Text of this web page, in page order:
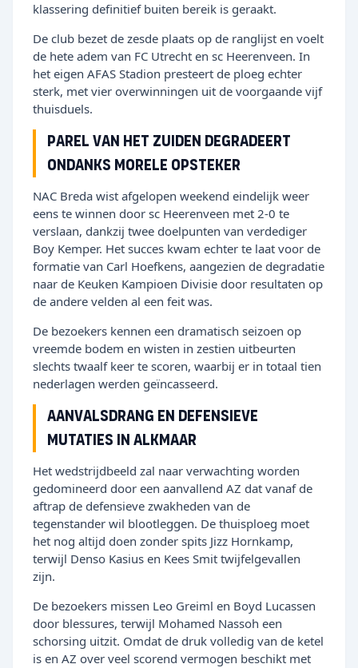
klassering definitief buiten bereik is geraakt.
De club bezet de zesde plaats op de ranglijst en voelt
de hete adem van FC Utrecht en sc Heerenveen. In
het eigen AFAS Stadion presteert de ploeg echter
sterk, met vier overwinningen uit de voorgaande vijf
thuisduels.
Parel van het Zuiden degradeert
ondanks morele opsteker
NAC Breda wist afgelopen weekend eindelijk weer
eens te winnen door sc Heerenveen met 2-0 te
verslaan, dankzij twee doelpunten van verdediger
Boy Kemper. Het succes kwam echter te laat voor de
formatie van Carl Hoefkens, aangezien de degradatie
naar de Keuken Kampioen Divisie door resultaten op
de andere velden al een feit was.
De bezoekers kennen een dramatisch seizoen op
vreemde bodem en wisten in zestien uitbeurten
slechts twaalf keer te scoren, waarbij er in totaal tien
nederlagen werden geïncasseerd.
Aanvalsdrang en defensieve
mutaties in Alkmaar
Het wedstrijdbeeld zal naar verwachting worden
gedomineerd door een aanvallend AZ dat vanaf de
aftrap de defensieve zwakheden van de
tegenstander wil blootleggen. De thuisploeg moet
het nog altijd doen zonder spits Jizz Hornkamp,
terwijl Denso Kasius en Kees Smit twijfelgevallen
zijn.
De bezoekers missen Leo Greiml en Boyd Lucassen
door blessures, terwijl Mohamed Nassoh een
schorsing uitzit. Omdat de druk volledig van de ketel
is en AZ over veel scorend vermogen beschikt met